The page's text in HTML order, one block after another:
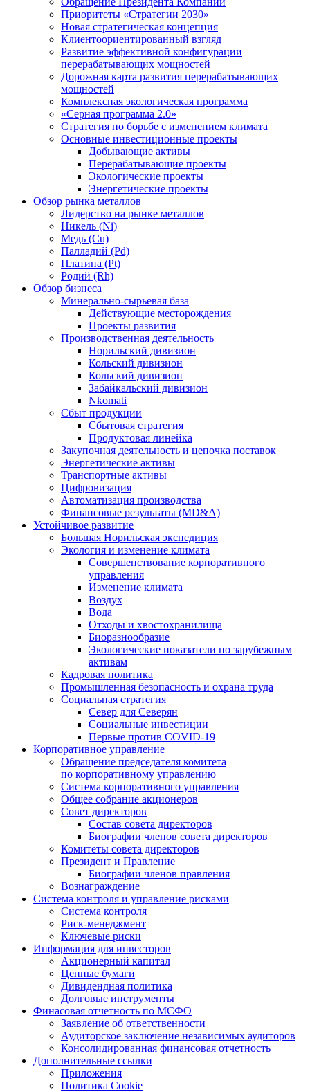
Приоритеты «Стратегии 2030»
Новая стратегическая концепция
Клиентоориентированный взгляд
Развитие эффективной конфигурации
перерабатывающих мощностей
Дорожная карта развития перерабатывающих
мощностей
Комплексная экологическая программа
«Серная программа 2.0»
Стратегия по борьбе с изменением климата
Основные инвестиционные проекты
Добывающие активы
Перерабатывающие проекты
Экологические проекты
Энергетические проекты
Обзор рынка металлов
Лидерство на рынке металлов
Никель (Ni)
Медь (Cu)
Палладий (Pd)
Платина (Pt)
Родий (Rh)
Обзор бизнеса
Минерально-сырьевая база
Действующие месторождения
Проекты развития
Производственная деятельность
Норильский дивизион
Кольский дивизион
Кольский дивизион
Забайкальский дивизион
Nkomati
Сбыт продукции
Сбытовая стратегия
Продуктовая линейка
Закупочная деятельность и цепочка поставок
Энергетические активы
Транспортные активы
Цифровизация
Автоматизация производства
Финансовые результаты (MD&A)
Устойчивое развитие
Большая Норильская экспедиция
Экология и изменение климата
Совершенствование корпоративного
управления
Изменение климата
Воздух
Вода
Отходы и хвостохранилища
Биоразнообразие
Экологические показатели по зарубежным
активам
Кадровая политика
Промышленная безопасность и охрана труда
Социальная стратегия
Север для Северян
Социальные инвестиции
Первые против COVID‑19
Корпоративное управление
Обращение председателя комитета
по корпоративному управлению
Система корпоративного управления
Общее собрание акционеров
Совет директоров
Состав совета директоров
Биографии членов совета директоров
Комитеты совета директоров
Президент и Правление
Биографии членов правления
Вознаграждение
Система контроля и управление рисками
Система контроля
Риск-менеджмент
Ключевые риски
Информация для инвесторов
Акционерный капитал
Ценные бумаги
Дивидендная политика
Долговые инструменты
Финасовая отчетность по МСФО
Заявление об ответственности
Аудиторское заключение независимых аудиторов
Консолидированная финансовая отчетность
Дополнительные ссылки
Приложения
Политика Cookie